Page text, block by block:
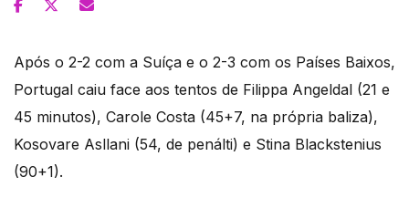
Após o 2-2 com a Suíça e o 2-3 com os Países Baixos,
Portugal caiu face aos tentos de Filippa Angeldal (21 e
45 minutos), Carole Costa (45+7, na própria baliza),
Kosovare Asllani (54, de penálti) e Stina Blackstenius
(90+1).